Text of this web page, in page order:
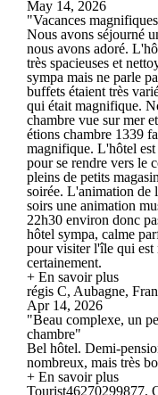
May 14, 2026
"Vacances
Nous avons séjourné
nous avons adoré.
très spacieuses et
sympa mais ne parle
buffets étaient très
qui était magnifique.
chambre vue sur mer
étions chambre 1339
magnifique. L'hôtel est
pour se rendre vers le
pleins de petits
soirée. L'animation de
soirs une animation
22h30 environ donc
hôtel sympa, calme
pour visiter l'île qui
certainement.
+ En savoir plus
régis C, Aubagne,
Apr 14, 2026
"Beau complexe, un
chambre"
Bel hôtel. Demi-
nombreux, mais très
+ En savoir plus
Tourist46270299877,